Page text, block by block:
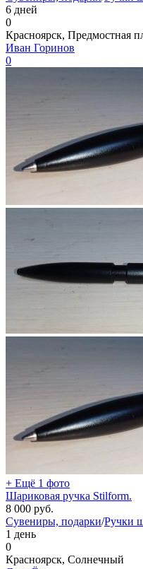
6 дней
0
Красноярск, Предмостная
Иван Горинов
0
+ Ещё 1 фото
Шариковая ручка Stilform.
8 000 руб.
Сувениры, подарки/Ручки
1 день
0
Красноярск, Солнечный